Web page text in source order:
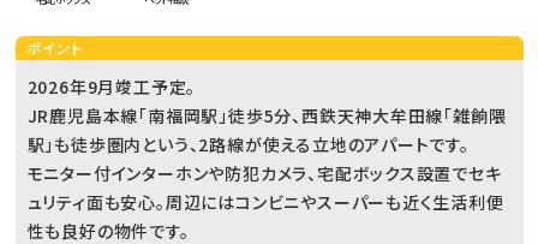
ポイント
2026年9月竣工予定。
JR鹿児島本線「南福岡駅」徒歩5分、西鉄天神大牟田線「雑餉隈
駅」も徒歩圏内という、2路線が使える立地のアパートです。
モニター付インターホンや防犯カメラ、宅配ボックス設置でセキ
ュリティ面も安心。周辺にはコンビニやスーパーも近く生活利便
性も良好の物件です。